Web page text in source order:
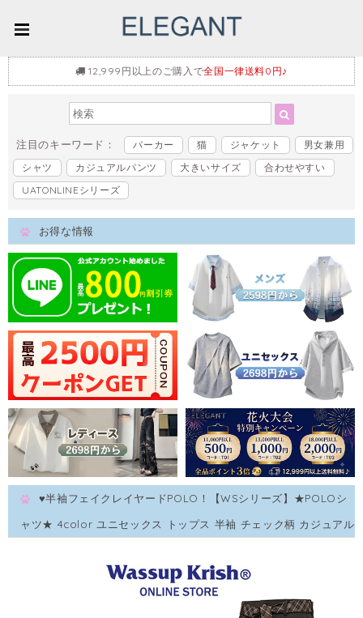
12,999円以上のご購入で全国一律送料0円♪
注目のキーワード： パーカー 猫 ジャケット
男女兼用
シャツ
カジュアルパンツ 大きいサイズ
合わせやすい
UATONLINEシリーズ
お得な情報
♥半袖フェイクレイヤードPOLO！【WSシリーズ】★POLOシ
ャツ★ 4color ユニセックス トップス 半袖 チェック柄 カジュアル